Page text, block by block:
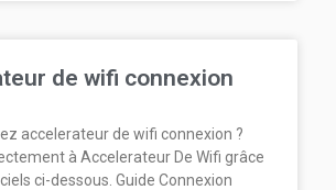
de wifi connexion
accelerateur de wifi connexion ?
à Accelerateur De Wifi grâce
ci-dessous. Guide Connexion